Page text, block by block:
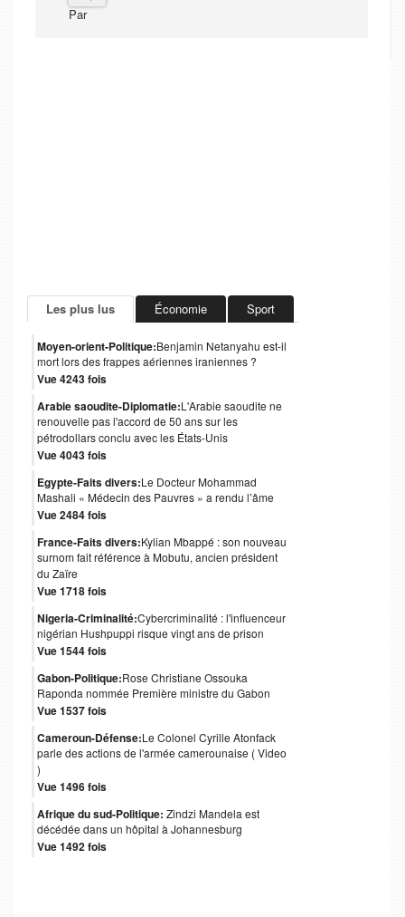
Par
Les plus lus Économie Sport
Moyen-orient-Politique:Benjamin Netanyahu est-il
mort lors des frappes aériennes iraniennes ?
Vue 4243 fois
Arabie saoudite-Diplomatie:L'Arabie saoudite ne
renouvelle pas l'accord de 50 ans sur les
pétrodollars conclu avec les États-Unis
Vue 4043 fois
Egypte-Faits divers:Le Docteur Mohammad
Mashali « Médecin des Pauvres » a rendu l’âme
Vue 2484 fois
France-Faits divers:Kylian Mbappé : son nouveau
surnom fait référence à Mobutu, ancien président
du Zaïre
Vue 1718 fois
Nigeria-Criminalité:Cybercriminalité : l'influenceur
nigérian Hushpuppi risque vingt ans de prison
Vue 1544 fois
Gabon-Politique:Rose Christiane Ossouka
Raponda nommée Première ministre du Gabon
Vue 1537 fois
Cameroun-Défense:Le Colonel Cyrille Atonfack
parle des actions de l'armée camerounaise ( Video
)
Vue 1496 fois
Afrique du sud-Politique: Zindzi Mandela est
décédée dans un hôpital à Johannesburg
Vue 1492 fois